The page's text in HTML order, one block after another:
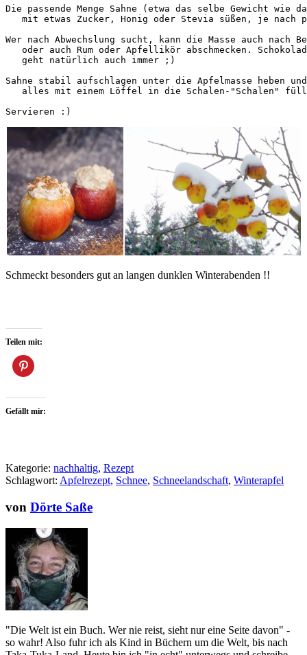
Die passende Menge Sahne (etwa das selbe Gewicht
mit etwas Zucker, Honig oder Stevia süßen, je nach
Wer nach Abwechslung sucht, kann die Masse auch nach
oder auch Rum oder Apfellikör abschmecken.
   geht natürlich auch immer ;)
Sahne stabil aufschlagen unter die Apfelmasse heben
alles mit einem Löffel in die Schalen-"Schalen"
Servieren :)
Schmeckt besonders gut an langen dunklen Winterabenden !!
Teilen mit:
Gefällt mir:
Kategorie: nachhaltig, Rezept
Schlagwort: Apfelrezept, Schnee, Schneelandschaft, Winterapfel
von Dörte Saße
"Die Welt ist ein Buch. Wer nie reist, sieht nur eine Seite davon" -
so wahr! Also fuhr ich als Kind in Büchern um die Welt, bis nach